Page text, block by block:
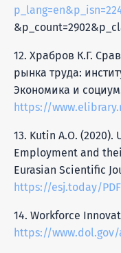
12. Храбров К.Г.
рынка труда:
Экономика и
https://
13. Kutin A.O.
Employment and
Eurasian Scientific
https://esj.today/
14. Workforce
https://